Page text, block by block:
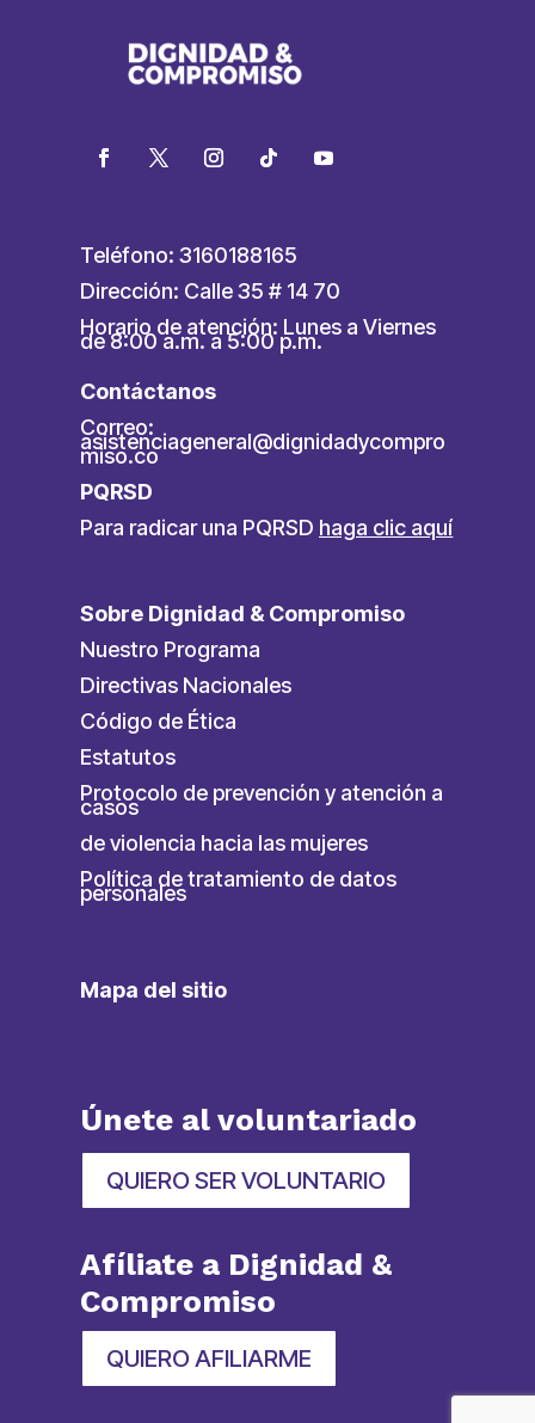
Teléfono: 3160188165
Dirección: Calle 35 # 14 70
Horario de atención: Lunes a Viernes
de 8:00 a.m. a 5:00 p.m.
Contáctanos
Correo:
asistenciageneral@dignidadycompro
miso.co
PQRSD
Para radicar una PQRSD haga clic aquí
Sobre Dignidad & Compromiso
Nuestro Programa
Directivas Nacionales
Código de Ética
Estatutos
Protocolo de prevención y atención a
casos
de violencia hacia las mujeres
Política de tratamiento de datos
personales
Mapa del sitio
Únete al voluntariado
QUIERO SER VOLUNTARIO
Afíliate a Dignidad &
Compromiso
QUIERO AFILIARME